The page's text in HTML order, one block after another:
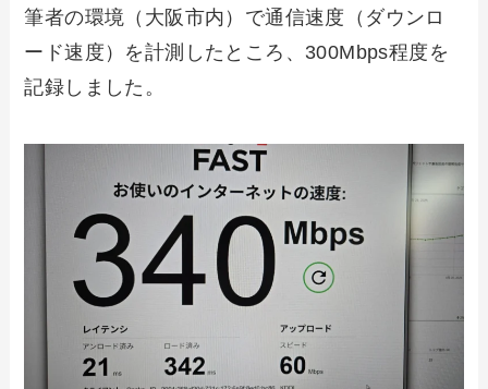
筆者の環境（大阪市内）で通信速度（ダウンロ
ード速度）を計測したところ、300Mbps程度を
記録しました。